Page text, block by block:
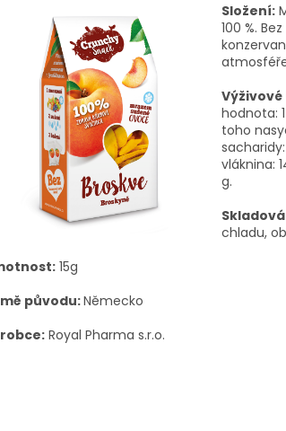
Složení:
100 %.
Výživové
hodnota:
toho
vláknina:
g.
chladu,
15g
původu:Německo
Royal Pharma s.r.o.